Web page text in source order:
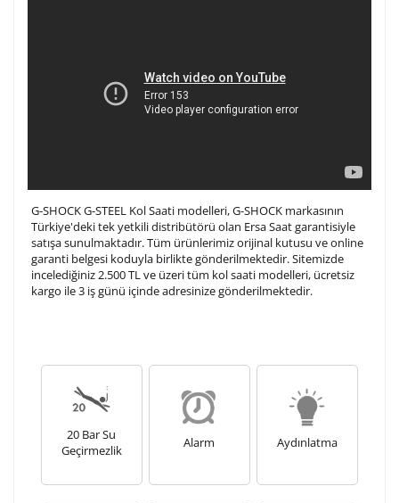
G-SHOCK G-STEEL Kol Saati modelleri, G-SHOCK markasının
Türkiye'deki tek yetkili distribütörü olan Ersa Saat garantisiyle
satışa sunulmaktadır. Tüm ürünlerimiz orijinal kutusu ve online
garanti belgesi koduyla birlikte gönderilmektedir. Sitemizde
incelediğiniz 2.500 TL ve üzeri tüm kol saati modelleri, ücretsiz
kargo ile 3 iş günü içinde adresinize gönderilmektedir.
20 Bar Su
Geçirmezlik
Alarm Aydınlatma